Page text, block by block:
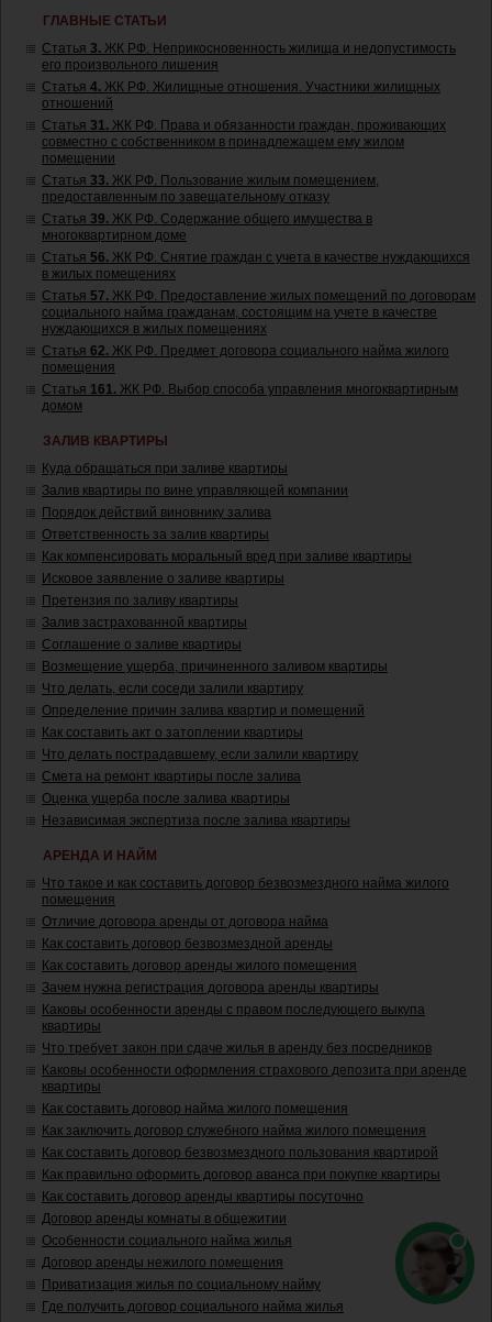
ГЛАВНЫЕ СТАТЬИ
Статья 3. ЖК РФ. Неприкосновенность жилища и недопустимость
его произвольного лишения
Статья 4. ЖК РФ. Жилищные отношения. Участники жилищных
отношений
Статья 31. ЖК РФ. Права и обязанности граждан, проживающих
совместно с собственником в принадлежащем ему жилом
помещении
Статья 33. ЖК РФ. Пользование жилым помещением,
предоставленным по завещательному отказу
Статья 39. ЖК РФ. Содержание общего имущества в
многоквартирном доме
Статья 56. ЖК РФ. Снятие граждан с учета в качестве нуждающихся
в жилых помещениях
Статья 57. ЖК РФ. Предоставление жилых помещений по договорам
социального найма гражданам, состоящим на учете в качестве
нуждающихся в жилых помещениях
Статья 62. ЖК РФ. Предмет договора социального найма жилого
помещения
Статья 161. ЖК РФ. Выбор способа управления многоквартирным
домом
ЗАЛИВ КВАРТИРЫ
Куда обращаться при заливе квартиры
Залив квартиры по вине управляющей компании
Порядок действий виновнику залива
Ответственность за залив квартиры
Как компенсировать моральный вред при заливе квартиры
Исковое заявление о заливе квартиры
Претензия по заливу квартиры
Залив застрахованной квартиры
Соглашение о заливе квартиры
Возмещение ущерба, причиненного заливом квартиры
Что делать, если соседи залили квартиру
Определение причин залива квартир и помещений
Как составить акт о затоплении квартиры
Что делать пострадавшему, если залили квартиру
Смета на ремонт квартиры после залива
Оценка ущерба после залива квартиры
Независимая экспертиза после залива квартиры
АРЕНДА И НАЙМ
Что такое и как составить договор безвозмездного найма жилого
помещения
Отличие договора аренды от договора найма
Как составить договор безвозмездной аренды
Как составить договор аренды жилого помещения
Зачем нужна регистрация договора аренды квартиры
Каковы особенности аренды с правом последующего выкупа
квартиры
Что требует закон при сдаче жилья в аренду без посредников
Каковы особенности оформления страхового депозита при аренде
квартиры
Как составить договор найма жилого помещения
Как заключить договор служебного найма жилого помещения
Как составить договор безвозмездного пользования квартирой
Как правильно оформить договор аванса при покупке квартиры
Как составить договор аренды квартиры посуточно
Договор аренды комнаты в общежитии
Особенности социального найма жилья
Договор аренды нежилого помещения
Приватизация жилья по социальному найму
Где получить договор социального найма жилья